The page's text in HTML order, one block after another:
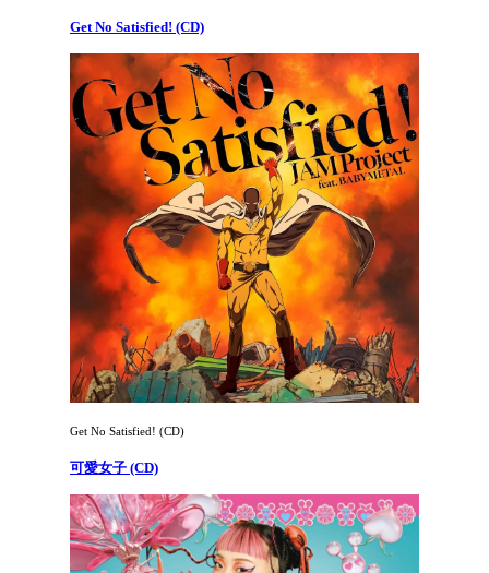
Get No Satisfied! (CD)
Get No Satisfied! (CD)
可愛女子 (CD)